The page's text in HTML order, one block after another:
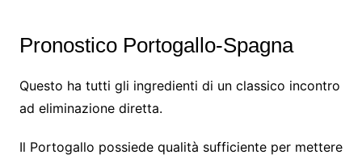
Pronostico Portogallo-Spagna
Questo ha tutti gli ingredienti di un classico incontro
ad eliminazione diretta.
Il Portogallo possiede qualità sufficiente per mettere